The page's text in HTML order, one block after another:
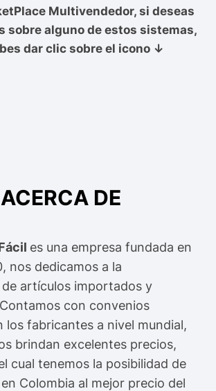
Multivendedor, si deseas
sobre alguno de estos sistemas,
dar clic sobre el icono ↓
ACERCA DE
es una empresa fundada en
nos dedicamos a la
artículos importados y
con convenios
los fabricantes a nivel mundial,
brindan excelentes precios,
cual tenemos la posibilidad de
Colombia al mejor precio del